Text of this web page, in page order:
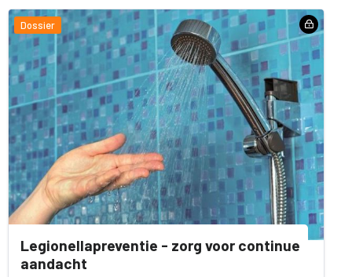
Dossier
Legionellapreventie - zorg voor continue
aandacht